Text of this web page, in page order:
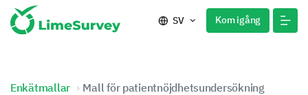
SV Kom igång
Enkätmallar Mall för patientnöjdhetsundersökning